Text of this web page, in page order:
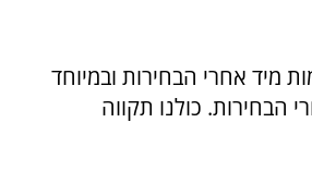
מיד אחרי הבחירות ובמיוחד
כולנו תקווה